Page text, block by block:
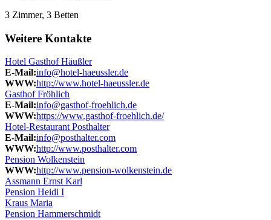
3 Zimmer, 3 Betten
Weitere Kontakte
Hotel Gasthof Häußler
E-Mail:info@hotel-haeussler.de
WWW:http://www.hotel-haeussler.de
Gasthof Fröhlich
E-Mail:info@gasthof-froehlich.de
WWW:https://www.gasthof-froehlich.de/
Hotel-Restaurant Posthalter
E-Mail:info@posthalter.com
WWW:http://www.posthalter.com
Pension Wolkenstein
WWW:http://www.pension-wolkenstein.de
Assmann Ernst Karl
Pension Heidi I
Kraus Maria
Pension Hammerschmidt